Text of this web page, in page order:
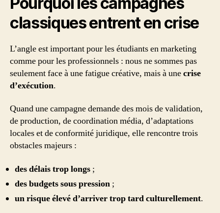
classiques entrent en crise
L’angle est important pour les étudiants en marketing
comme pour les professionnels : nous ne sommes pas
seulement face à une fatigue créative, mais à unecrise
d’exécution.
Quand une campagne demande des mois de validation,
de production, de coordination média, d’adaptations
locales et de conformité juridique, elle rencontre trois
obstacles majeurs :
des délais trop longs ;
des budgets sous pression ;
un risque élevé d’arriver trop tard culturellement.